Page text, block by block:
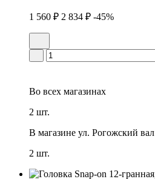
1 560 ₽ 2 834 ₽ -45%
Во всех магазинах
2 шт.
В магазине ул. Рогожский вал
2 шт.